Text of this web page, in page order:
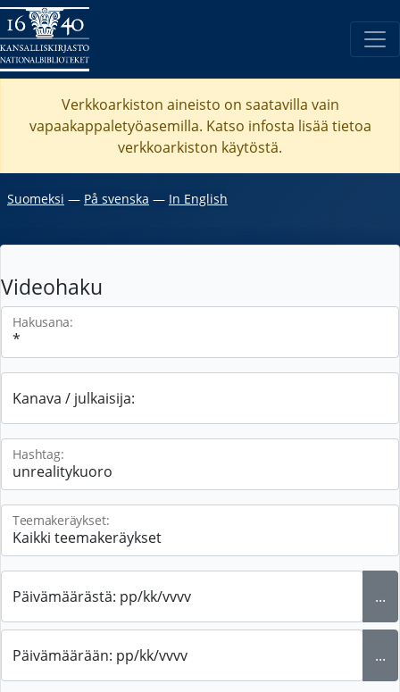
Verkkoarkiston aineisto on saatavilla vain
vapaakappaletyöasemilla. Katso infosta lisää tietoa
verkkoarkiston käytöstä.
Suomeksi ― På svenska ― In English
Videohaku
Hakusana:
Kanava / julkaisija:
Hashtag:
Teemakeräykset:
Päivämäärästä: pp/kk/vvvv ...
Päivämäärään: pp/kk/vvvv ...